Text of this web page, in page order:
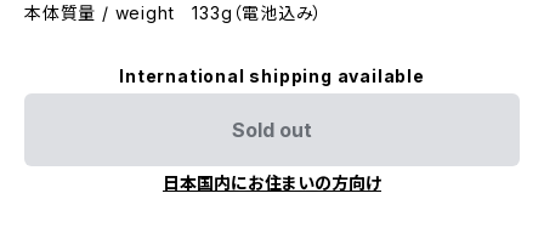
本体質量 / weight 133g（電池込み）
International shipping available
Sold out
日本国内にお住まいの方向け